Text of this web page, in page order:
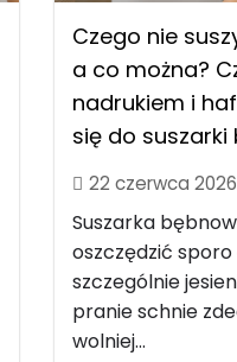
Czego nie
a co można?
nadrukiem i
się do suszarki
22 czerwca 2026
Suszarka
oszczędzić sporo
szczególnie
pranie schnie
wolniej...